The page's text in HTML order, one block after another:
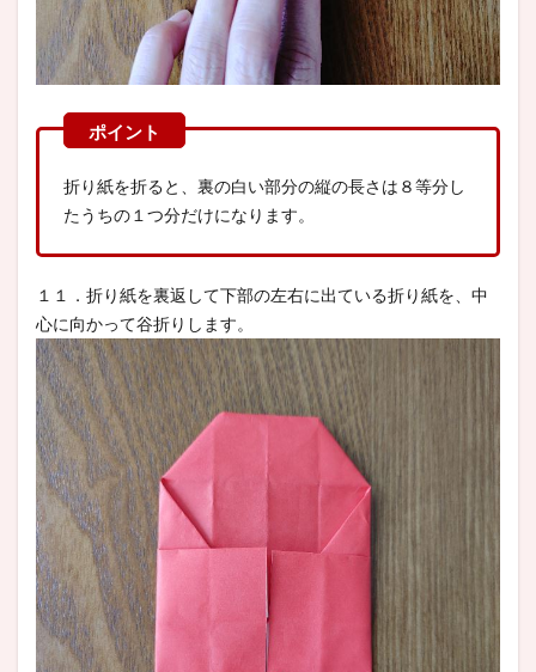
折り紙を折ると、裏の白い部分の縦の長さは８等分し
たうちの１つ分だけになります。
１１．折り紙を裏返して下部の左右に出ている折り紙を、中
心に向かって谷折りします。